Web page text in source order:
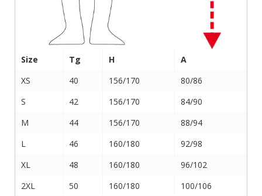
Size Tg H
A
XS
40 156/170
80/86
S
42 156/170
84/90
M
44 156/170
88/94
L
46 160/180
92/98
XL
48 160/180
96/102
2XL
50 160/180
100/106